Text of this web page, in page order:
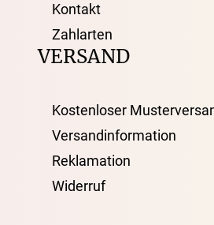
Kontakt
Zahlarten
VERSAND
Kostenloser
Versandinformation
Reklamation
Widerruf